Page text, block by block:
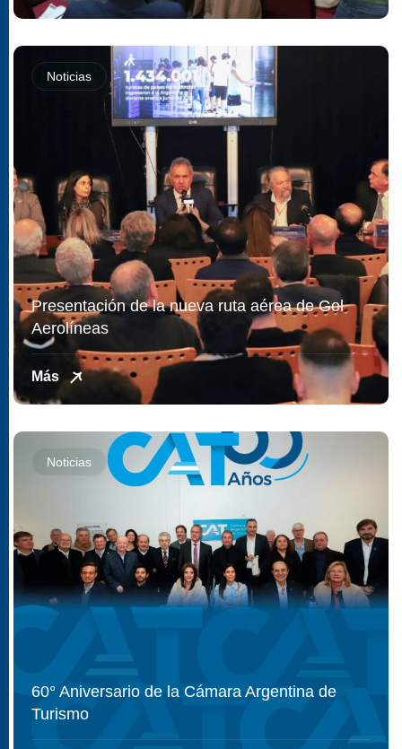
Noticias
Presentación de la nueva ruta aérea de Gol
Aerolíneas
Más
Noticias
60° Aniversario de la Cámara Argentina de
Turismo